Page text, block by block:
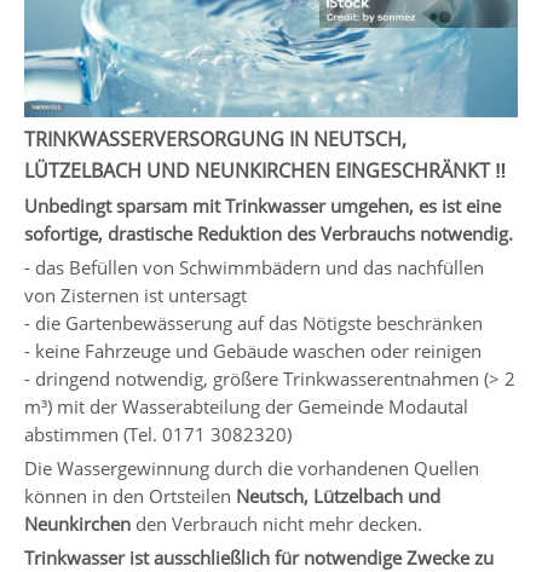
TRINKWASSERVERSORGUNG IN NEUTSCH,
LÜTZELBACH UND NEUNKIRCHEN EINGESCHRÄNKT ‼️
Unbedingt sparsam mit Trinkwasser umgehen, es ist eine
sofortige, drastische Reduktion des Verbrauchs notwendig.
- das Befüllen von Schwimmbädern und das nachfüllen
von Zisternen ist untersagt
- die Gartenbewässerung auf das Nötigste beschränken
- keine Fahrzeuge und Gebäude waschen oder reinigen
- dringend notwendig, größere Trinkwasserentnahmen (> 2
m³) mit der Wasserabteilung der Gemeinde Modautal
abstimmen (Tel. 0171 3082320)
Die Wassergewinnung durch die vorhandenen Quellen
können in den Ortsteilen Neutsch, Lützelbach und
Neunkirchen den Verbrauch nicht mehr decken.
Trinkwasser ist ausschließlich für notwendige Zwecke zu